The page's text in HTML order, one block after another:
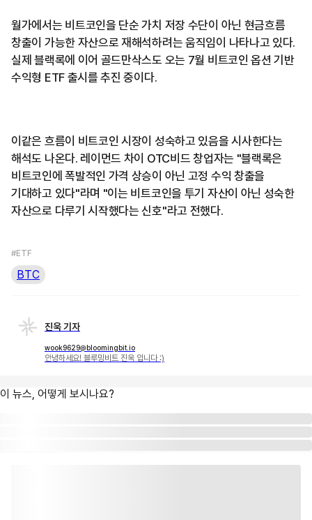
월가에서는 비트코인을 단순 가치 저장 수단이 아닌 현금흐름
창출이 가능한 자산으로 재해석하려는 움직임이 나타나고 있다.
실제 블랙록에 이어 골드만삭스도 오는 7월 비트코인 옵션 기반
수익형 ETF 출시를 추진 중이다.
이같은 흐름이 비트코인 시장이 성숙하고 있음을 시사한다는
해석도 나온다. 레이먼드 차이 OTC비드 창업자는 "블랙록은
비트코인에 폭발적인 가격 상승이 아닌 고정 수익 창출을
기대하고 있다"라며 "이는 비트코인을 투기 자산이 아닌 성숙한
자산으로 다루기 시작했다는 신호"라고 전했다.
#ETF
BTC
진욱 기자
wook9629@bloomingbit.io
안녕하세요! 블루밍비트 진욱 입니다 :)
이 뉴스, 어떻게 보시나요?